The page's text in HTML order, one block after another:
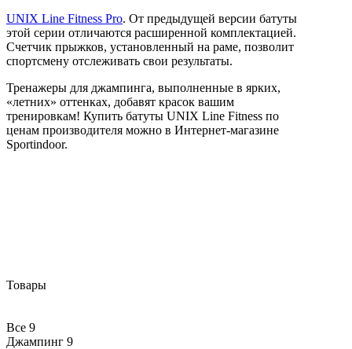
UNIX Line Fitness Pro. От предыдущей версии батуты
этой серии отличаются расширенной комплектацией.
Счетчик прыжков, установленный на раме, позволит
спортсмену отслеживать свои результаты.
Тренажеры для джампинга, выполненные в ярких,
«летних» оттенках, добавят красок вашим
тренировкам! Купить батуты UNIX Line Fitness по
ценам производителя можно в Интернет-магазине
Sportindoor.
Товары
Все 9
Джампинг 9